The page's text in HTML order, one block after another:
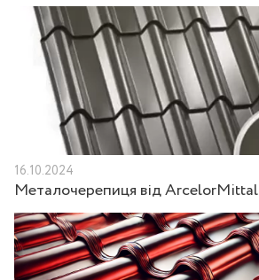
16.10.2024
Металочерепиця від ArcelorMittal